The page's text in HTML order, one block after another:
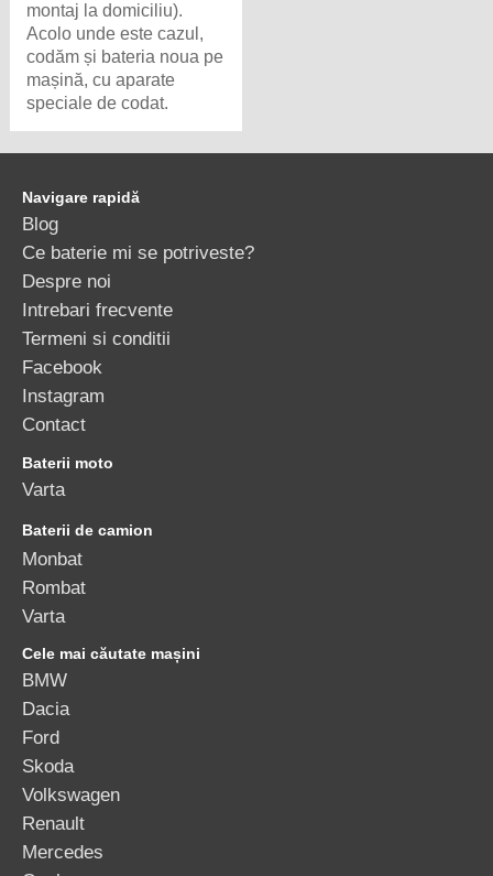
montaj la domiciliu).
Acolo unde este cazul,
codăm și bateria noua pe
mașină, cu aparate
speciale de codat.
Navigare rapidă
Blog
Ce baterie mi se potriveste?
Despre noi
Intrebari frecvente
Termeni si conditii
Facebook
Instagram
Contact
Baterii moto
Varta
Baterii de camion
Monbat
Rombat
Varta
Cele mai căutate mașini
BMW
Dacia
Ford
Skoda
Volkswagen
Renault
Mercedes